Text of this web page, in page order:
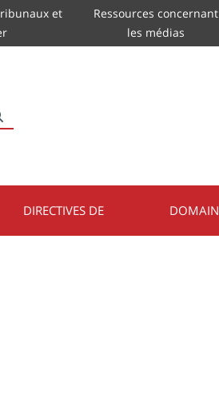
et
Ressources concernant
les médias
DIRECTIVES DE